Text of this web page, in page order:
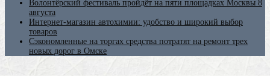
Волонтёрский фестиваль пройдёт на пяти площадках Москвы 8
августа
Интернет-магазин автохимии: удобство и широкий выбор
товаров
Сэкономленные на торгах средства потратят на ремонт трех
новых дорог в Омске